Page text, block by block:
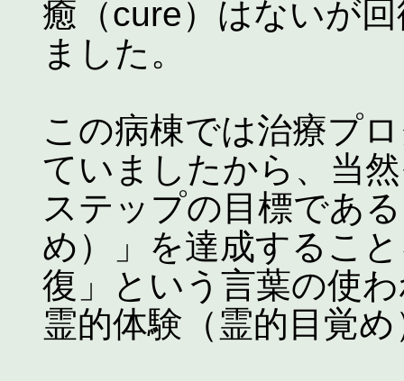
癒（cure）はないが
ました。
この病棟では治療プ
ていましたから、当
ステップの目標であ
め）」を達成するこ
復」という言葉の使
霊的体験（霊的目覚